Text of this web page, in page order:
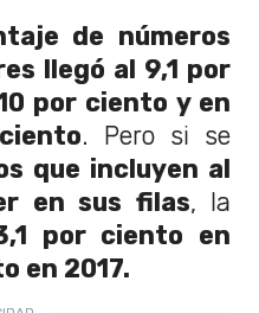
de números
llegó al 9,1 por
por ciento y en
. Pero si se
que incluyen al
en sus filas, la
por ciento en
en 2017.